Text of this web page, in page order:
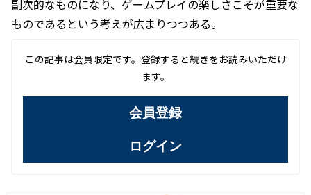
副次的なものになり、ゲームプレイの楽しさこそが重要な
ものであるという考えが広まりつつある。
この記事は会員限定です。登録すると続きをお読みいただけ
ます。
会員登録
ログイン